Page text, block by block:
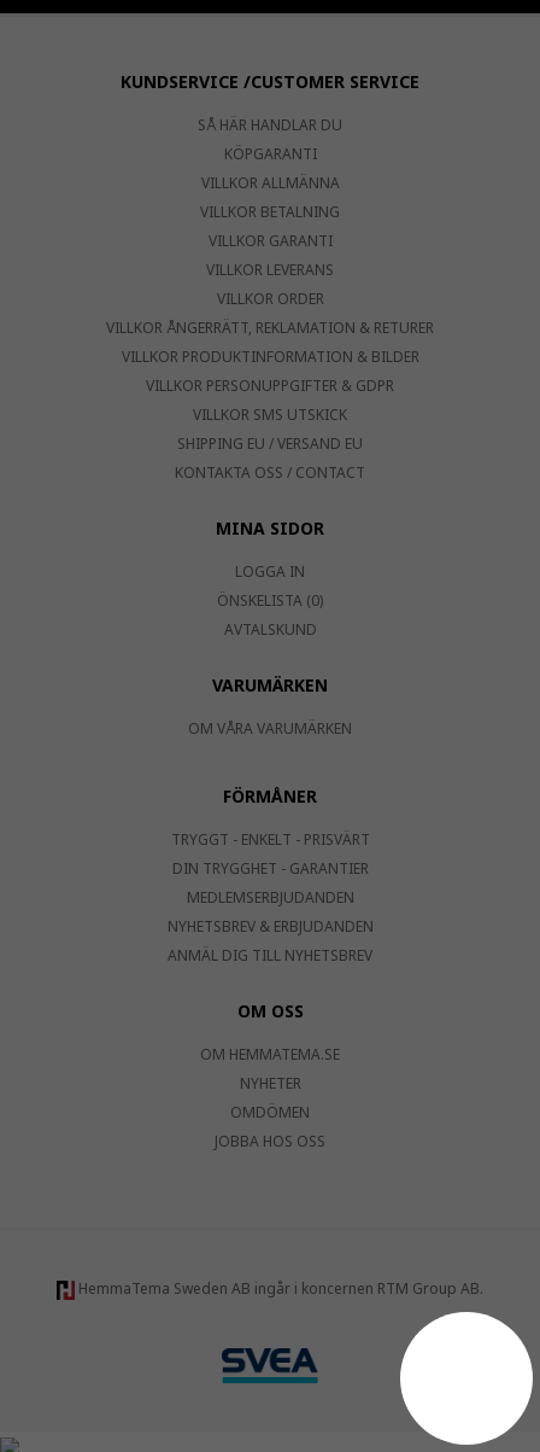
KUNDSERVICE /CUSTOMER SERVICE
SÅ HÄR HANDLAR DU
KÖPGARANTI
VILLKOR ALLMÄNNA
VILLKOR BETALNING
VILLKOR GARANTI
VILLKOR LEVERANS
VILLKOR ORDER
VILLKOR ÅNGERRÄTT, REKLAMATION & RETURER
VILLKOR PRODUKTINFORMATION & BILDER
VILLKOR PERSONUPPGIFTER & GDPR
VILLKOR SMS UTSKICK
SHIPPING EU / VERSAND EU
KONTAKTA OSS / CONTACT
MINA SIDOR
LOGGA IN
ÖNSKELISTA (0)
AVTALSKUND
VARUMÄRKEN
OM VÅRA VARUMÄRKEN
FÖRMÅNER
TRYGGT - ENKELT - PRISVÄRT
DIN TRYGGHET - GARANTIER
MEDLEMSERBJUDANDEN
NYHETSBREV & ERBJUDANDEN
ANMÄL DIG TILL NYHETSBREV
OM OSS
OM HEMMATEMA.SE
NYHETER
OMDÖMEN
JOBBA HOS OSS
HemmaTema Sweden AB ingår i koncernen RTM Group AB.